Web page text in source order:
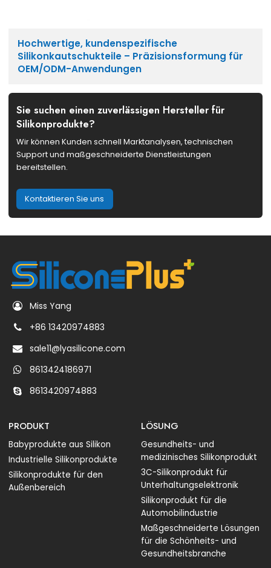
Hochwertige, kundenspezifische
Silikonkautschukteile – Präzisionsformung für
OEM/ODM-Anwendungen
Sie suchen einen zuverlässigen Hersteller für
Silikonprodukte?
Wir können Kunden schnell Marktanalysen, technischen
Support und maßgeschneiderte Dienstleistungen
bereitstellen.
Kontaktieren Sie uns
Miss Yang
+86 13420974883
sale11@lyasilicone.com
8613424186971
8613420974883
PRODUKT
Babyprodukte aus Silikon
Industrielle Silikonprodukte
Silikonprodukte für den
Außenbereich
LÖSUNG
Gesundheits- und
medizinisches Silikonprodukt
3C-Silikonprodukt für
Unterhaltungselektronik
Silikonprodukt für die
Automobilindustrie
Maßgeschneiderte Lösungen
für die Schönheits- und
Gesundheitsbranche